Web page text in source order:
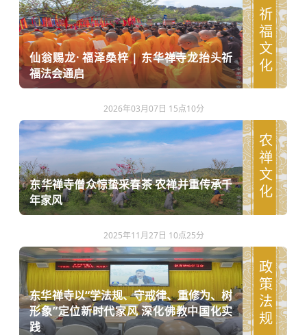
仙翁赐龙· 福泽桑梓 | 东华禅寺龙抬头祈
福法会通启
祈福文化
2026年03月07日 15点10分
东华禅寺僧众惊蛰采春茶 农禅并重传承千
年家风
农禅文化
2025年11月27日 10点25分
东华禅寺以“学法规、守戒律、重修为、树
形象”定位新时代家风 深化佛教中国化实
践
政策法规